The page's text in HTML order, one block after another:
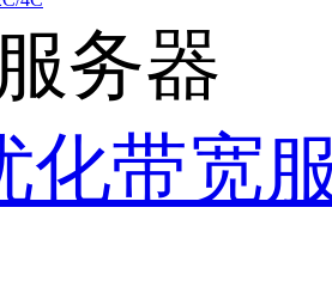
务器
化带宽